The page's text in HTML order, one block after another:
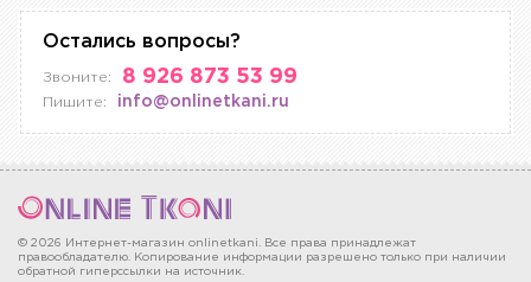
Остались вопросы?
Звоните: 8 926 873 53 99
Пишите: info@onlinetkani.ru
© 2026 Интернет-магазин onlinetkani. Все права принадлежат
правообладателю. Копирование информации разрешено только при наличии
обратной гиперссылки на источник.